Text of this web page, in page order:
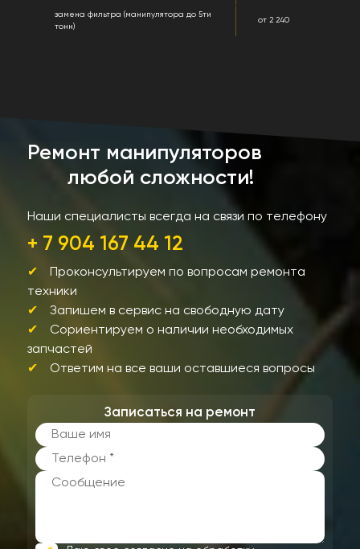
замена фильтра (манипулятора до 5ти
тонн)
от 2 240
Ремонт манипуляторов
любой сложности!
Наши специалисты всегда на связи по телефону
+ 7 904 167 44 12
Проконсультируем по вопросам ремонта
техники
Запишем в сервис на свободную дату
Сориентируем о наличии необходимых
запчастей
Ответим на все ваши оставшиеся вопросы
Записаться на ремонт